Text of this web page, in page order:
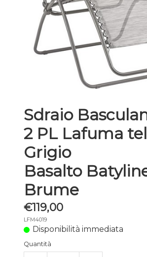
Sdraio
2 PL Lafuma
Grigio
Basalto
Brume
€119,00
LFM4019
Disponibilità immediata
Quantità